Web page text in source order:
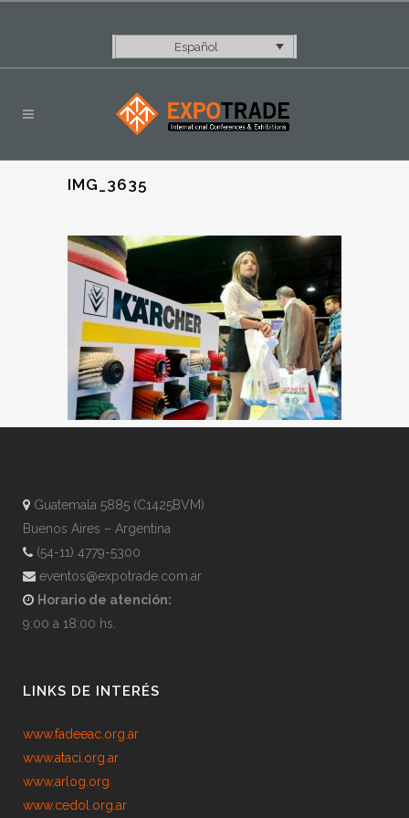
Español
IMG_3635
Guatemala 5885 (C1425BVM)
Buenos Aires – Argentina
(54-11) 4779-5300
eventos@expotrade.com.ar
Horario de atención:
9:00 a 18:00 hs.
LINKS DE INTERÉS
www.fadeeac.org.ar
www.ataci.org.ar
www.arlog.org
www.cedol.org.ar